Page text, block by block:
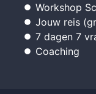
Workshop
Jouw reis
7 dagen 7
Coaching